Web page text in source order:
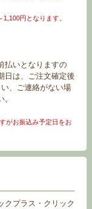
円となります。
払いとなりますの
日は、ご注文確定後
、ご連絡がない場
がお振込み予定日をお
クプラス・クリック